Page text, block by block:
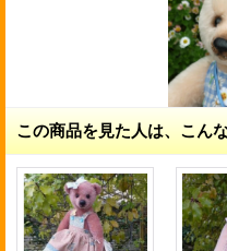
この商品を見た人は、こん